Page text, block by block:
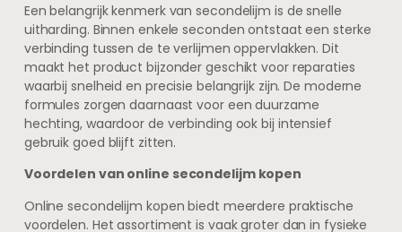
Een belangrijk kenmerk van secondelijm is de snelle
uitharding. Binnen enkele seconden ontstaat een sterke
verbinding tussen de te verlijmen oppervlakken. Dit
maakt het product bijzonder geschikt voor reparaties
waarbij snelheid en precisie belangrijk zijn. De moderne
formules zorgen daarnaast voor een duurzame
hechting, waardoor de verbinding ook bij intensief
gebruik goed blijft zitten.
Voordelen van online secondelijm kopen
Online secondelijm kopen biedt meerdere praktische
voordelen. Het assortiment is vaak groter dan in fysieke